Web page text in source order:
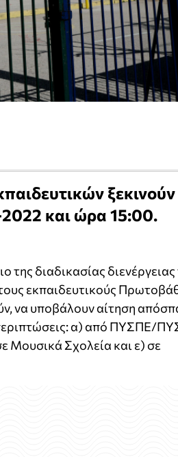
ξεκινούν
και ώρα 15:00.
της διαδικασίας
εκπαιδευτικούς
να υποβάλουν αίτηση
περιπτώσεις: α) από ΠΥΣΠΕ/
Σχολεία και ε) σε